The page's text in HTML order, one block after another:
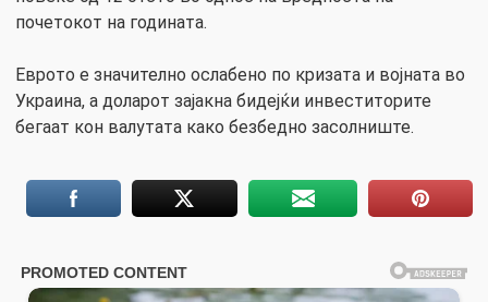
почетокот на годината.
Еврото е значително ослабено по кризата и војната во
Украина, а доларот зајакна бидејќи инвеститорите
бегаат кон валутата како безбедно засолниште.